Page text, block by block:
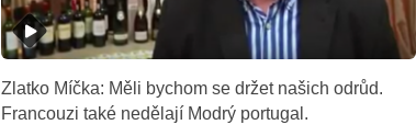
Zlatko Míčka: Měli bychom se držet našich odrůd.
Francouzi také nedělají Modrý portugal.